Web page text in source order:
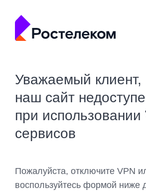
Уважаемый клиент,
наш сайт
при использовании
сервисов
Пожалуйста, отключите VPN
воспользуйтесь формой ниже